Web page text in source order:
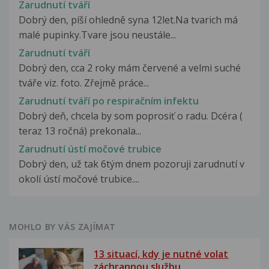
Zarudnutí tváří
Dobrý den, píší ohledně syna 12let.Na tvarich má
malé pupinky.Tvare jsou neustále...
Zarudnutí tváří
Dobrý den, cca 2 roky mám červené a velmi suché
tváře viz. foto. Zřejmě práce...
Zarudnutí tváří po respiračním infektu
Dobrý deň, chcela by som poprosiť o radu. Dcéra (
teraz 13 ročná) prekonala...
Zarudnutí ústí močové trubice
Dobrý den, už tak 6tým dnem pozoruji zarudnutí v
okolí ústí močové trubice....
MOHLO BY VÁS ZAJÍMAT
13 situací, kdy je nutné volat